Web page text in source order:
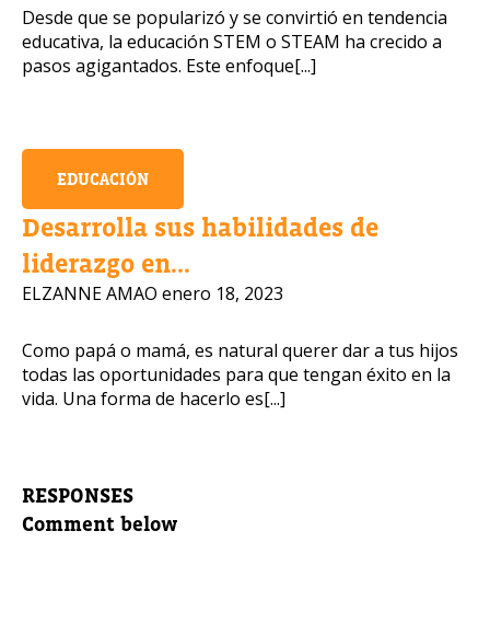
Desde que se popularizó y se convirtió en tendencia
educativa, la educación STEM o STEAM ha crecido a
pasos agigantados. Este enfoque[...]
EDUCACIÓN
Desarrolla sus habilidades de
liderazgo en...
ELZANNE AMAO enero 18, 2023
Como papá o mamá, es natural querer dar a tus hijos
todas las oportunidades para que tengan éxito en la
vida. Una forma de hacerlo es[...]
RESPONSES
Comment below